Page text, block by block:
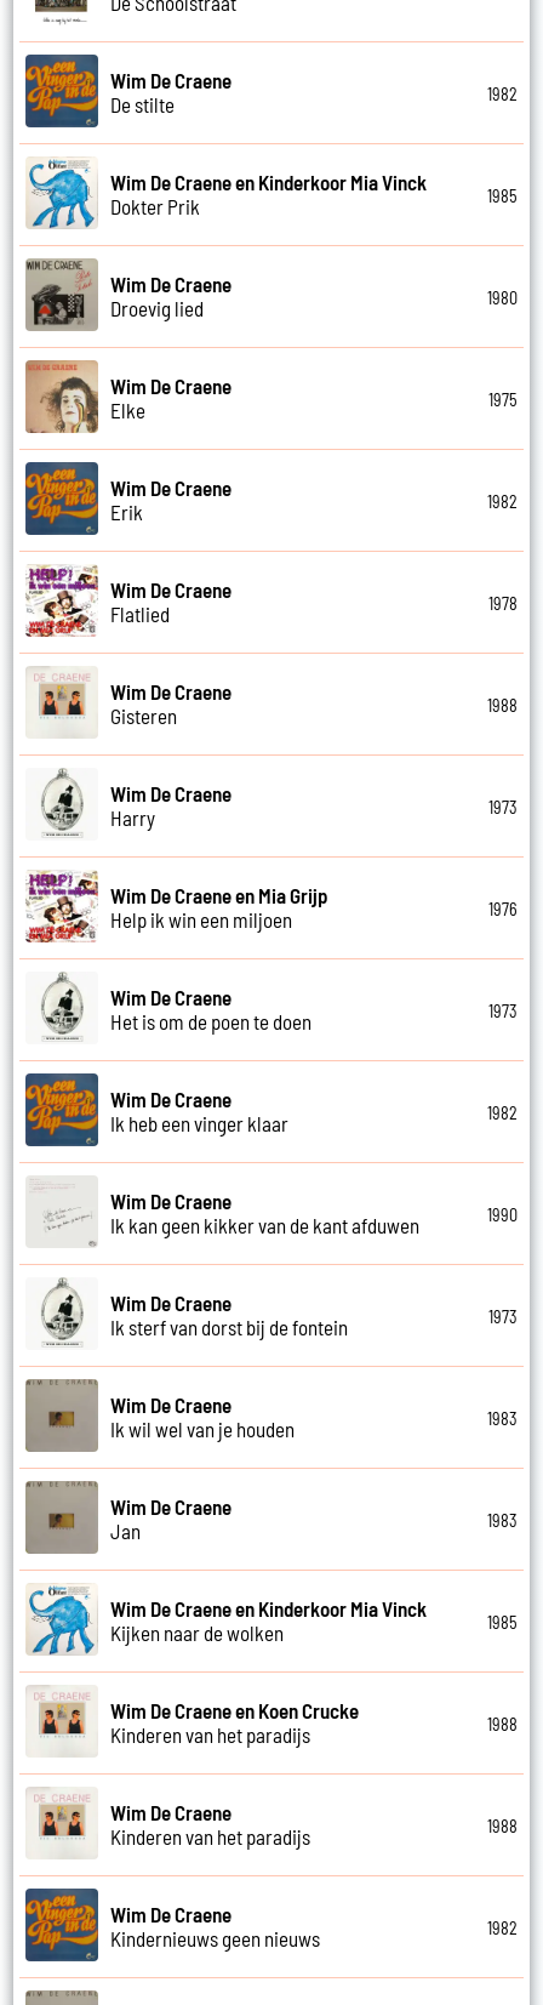
Wim De Craene
De stilte
1982
Wim De Craene en Kinderkoor Mia Vinck
Dokter Prik
1985
Wim De Craene
Droevig lied
1980
Wim De Craene
Elke
1975
Wim De Craene
Erik
1982
Wim De Craene
Flatlied
1978
Wim De Craene
Gisteren
1988
Wim De Craene
Harry
1973
Wim De Craene en Mia Grijp
Help ik win een miljoen
1976
Wim De Craene
Het is om de poen te doen
1973
Wim De Craene
Ik heb een vinger klaar
1982
Wim De Craene
Ik kan geen kikker van de kant afduwen
1990
Wim De Craene
Ik sterf van dorst bij de fontein
1973
Wim De Craene
Ik wil wel van je houden
1983
Wim De Craene
Jan
1983
Wim De Craene en Kinderkoor Mia Vinck
Kijken naar de wolken
1985
Wim De Craene en Koen Crucke
Kinderen van het paradijs
1988
Wim De Craene
Kinderen van het paradijs
1988
Wim De Craene
Kindernieuws geen nieuws
1982